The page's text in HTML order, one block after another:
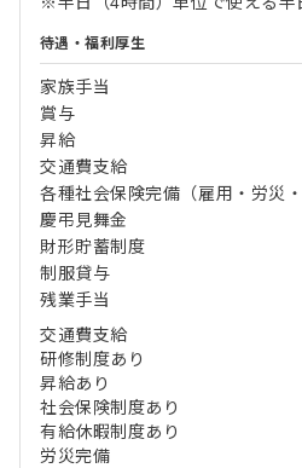
待遇・福利厚生
家族手当
賞与
昇給
交通費支給
各種社会保険完備（雇用・労災
慶弔見舞金
財形貯蓄制度
制服貸与
残業手当
交通費支給
研修制度あり
昇給あり
社会保険制度あり
有給休暇制度あり
労災完備